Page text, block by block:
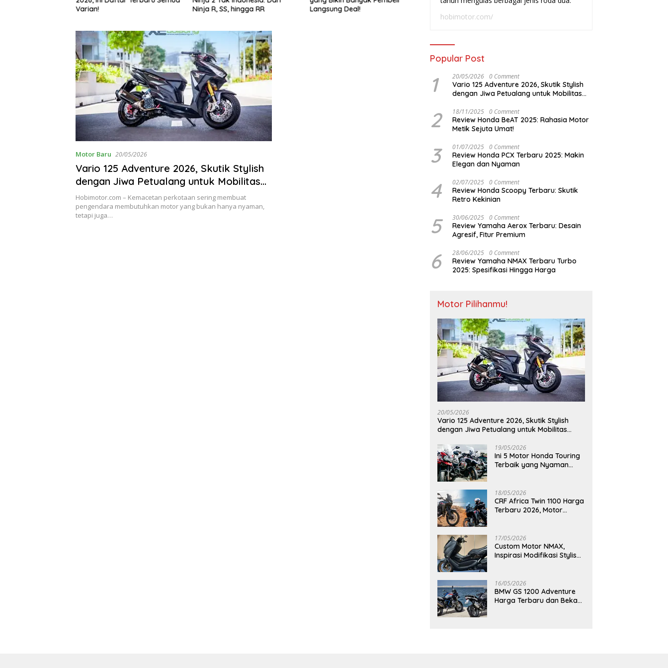
Varian!
Ninja R, SS, hingga RR
Langsung Deal!
Motor Baru 20/05/2026
Vario 125 Adventure 2026, Skutik Stylish
dengan Jiwa Petualang untuk Mobilitas
Modern
Hobimotor.com – Kemacetan perkotaan sering membuat
pengendara membutuhkan motor yang bukan hanya nyaman,
tetapi juga…
hobimotor.com/
Popular Post
1 20/05/2026 0 Comment
Vario 125 Adventure 2026, Skutik Stylish
dengan Jiwa Petualang untuk Mobilitas
2 18/11/2025 0 Comment
Review Honda BeAT 2025: Rahasia Motor
Metik Sejuta Umat!
3 01/07/2025 0 Comment
Review Honda PCX Terbaru 2025: Makin
Elegan dan Nyaman
4 02/07/2025 0 Comment
Review Honda Scoopy Terbaru: Skutik
Retro Kekinian
5 30/06/2025 0 Comment
Review Yamaha Aerox Terbaru: Desain
Agresif, Fitur Premium
6 28/06/2025 0 Comment
Review Yamaha NMAX Terbaru Turbo
2025: Spesifikasi Hingga Harga
Motor Pilihanmu!
20/05/2026
Vario 125 Adventure 2026, Skutik Stylish
dengan Jiwa Petualang untuk Mobilitas
19/05/2026
Ini 5 Motor Honda Touring
Terbaik yang Nyaman
18/05/2026
CRF Africa Twin 1100 Harga
Terbaru 2026, Motor
17/05/2026
Custom Motor NMAX,
Inspirasi Modifikasi Stylish
16/05/2026
BMW GS 1200 Adventure
Harga Terbaru dan Bekas,